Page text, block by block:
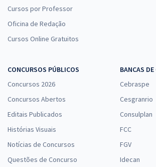
Cursos por Professor
Oficina de Redação
Cursos Online Gratuitos
CONCURSOS PÚBLICOS
Concursos 2026
Concursos Abertos
Editais Publicados
Histórias Visuais
Notícias de Concursos
Questões de Concurso
BANCAS
Cebraspe
Cesgranrio
Consulplan
FCC
FGV
Idecan